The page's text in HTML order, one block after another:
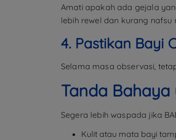
Amati apakah ada gejala
lebih rewel dan kurang nafsu
4. Pastikan Bayi
Selama masa observasi,
Tanda
Segera lebih waspada jika
Kulit atau mata bayi